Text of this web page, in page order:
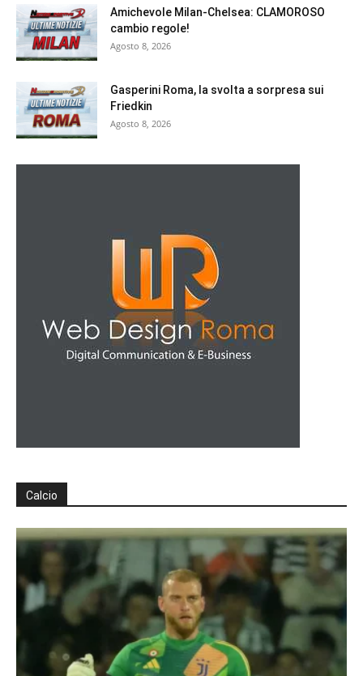
Amichevole Milan-Chelsea: CLAMOROSO
cambio regole!
Agosto 8, 2026
Gasperini Roma, la svolta a sorpresa sui
Friedkin
Agosto 8, 2026
Calcio